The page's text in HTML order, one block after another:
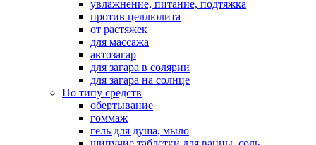
увлажнение, питание, подтяжка
против целлюлита
от растяжек
для массажа
автозагар
для загара в солярии
для загара на солнце
По типу средств
обертывание
гоммаж
гель для душа, мыло